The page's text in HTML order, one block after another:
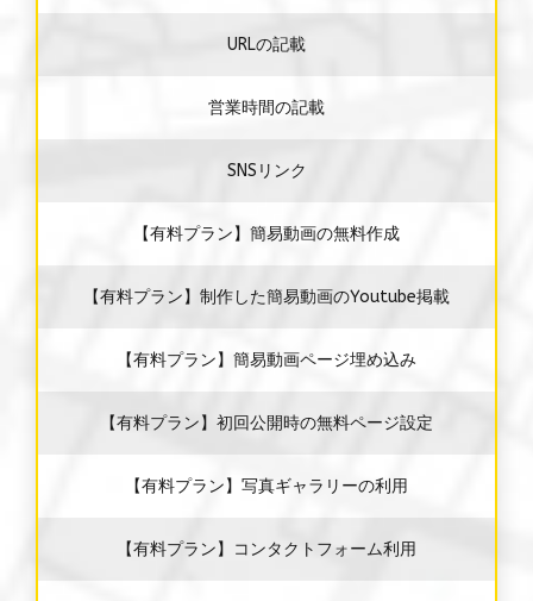
URLの記載
営業時間の記載
SNSリンク
【有料プラン】簡易動画の無料作成
【有料プラン】制作した簡易動画のYoutube掲載
【有料プラン】簡易動画ページ埋め込み
【有料プラン】初回公開時の無料ページ設定
【有料プラン】写真ギャラリーの利用
【有料プラン】コンタクトフォーム利用